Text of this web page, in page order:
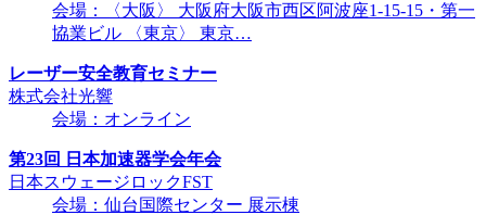
会場：〈大阪〉 大阪府大阪市西区阿波座1-15-15・第一
協業ビル 〈東京〉 東京…
レーザー安全教育セミナー
株式会社光響
会場：オンライン
第23回 日本加速器学会年会
日本スウェージロックFST
会場：仙台国際センター 展示棟